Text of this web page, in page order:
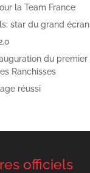
la Team France
star du grand écran
du
Ranchisses
réussi
officiels